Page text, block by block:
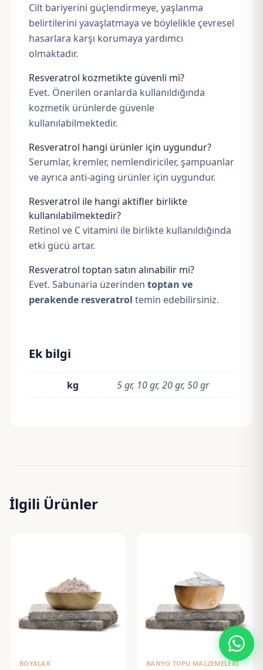
Cilt bariyerini güçlendirmeye, yaşlanma
belirtilerini yavaşlatmaya ve böylelikle çevresel
hasarlara karşı korumaya yardımcı
olmaktadır.
Resveratrol kozmetikte güvenli mi?
Evet. Önerilen oranlarda kullanıldığında
kozmetik ürünlerde güvenle
kullanılabilmektedir.
Resveratrol hangi ürünler için uygundur?
Serumlar, kremler, nemlendiriciler, şampuanlar
ve ayrıca anti-aging ürünler için uygundur.
Resveratrol ile hangi aktifler birlikte
kullanılabilmektedir?
Retinol ve C vitamini ile birlikte kullanıldığında
etki gücü artar.
Resveratrol toptan satın alınabilir mi?
Evet. Sabunaria üzerinden toptan ve
perakende resveratrol temin edebilirsiniz.
Ek bilgi
kg 5 gr, 10 gr, 20 gr, 50 gr
İlgili Ürünler
BOYALAR BANYO TOPU MALZEMELERI